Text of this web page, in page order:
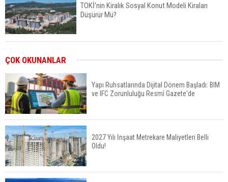
TOKİ'nin Kiralık Sosyal Konut Modeli Kiraları
Düşürür Mü?
Konut Satışları Güçlü Seyrini Korudu Yabancıya
Satış Geriledi
ABD'de İnşaat Harcamaları Geriledi
ÇOK OKUNANLAR
Yapı Ruhsatlarında Dijital Dönem Başladı: BIM
ve IFC Zorunluluğu Resmî Gazete'de
2027 Yılı İnşaat Metrekare Maliyetleri Belli
Oldu!